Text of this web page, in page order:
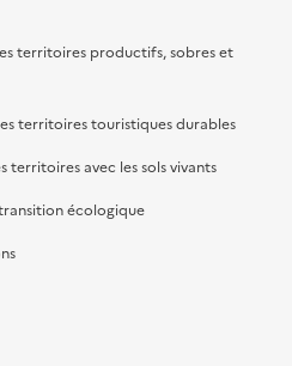
territoires productifs, sobres et
territoires touristiques durables
territoires avec les sols vivants
écologique